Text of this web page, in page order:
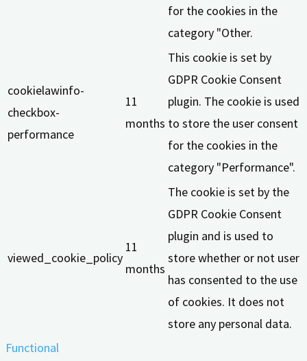
for the cookies in the
category "Other.
cookielawinfo-
checkbox-
performance
11
months
This cookie is set by
GDPR Cookie Consent
plugin. The cookie is used
to store the user consent
for the cookies in the
category "Performance".
viewed_cookie_policy
11
months
The cookie is set by the
GDPR Cookie Consent
plugin and is used to
store whether or not user
has consented to the use
of cookies. It does not
store any personal data.
Functional